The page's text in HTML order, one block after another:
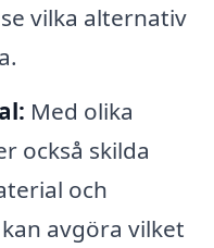
vilka alternativ
Med olika
också skilda
och
avgöra vilket